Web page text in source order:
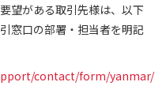
望がある取引先様は、以下
窓口の部署・担当者を明記
contact/form/yanmar/